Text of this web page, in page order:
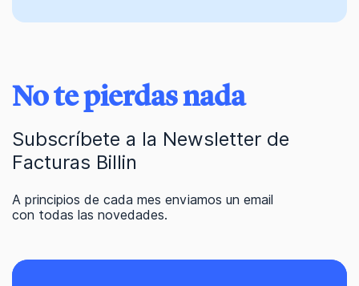
No te pierdas nada
Subscríbete a la Newsletter de
Facturas Billin
A principios de cada mes enviamos un email
con todas las novedades.